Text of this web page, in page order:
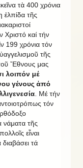
τὰ 400 χρόνια
ἐλπίδα τῆς
καί τήν
199 χρόνια τόν
τῆς
Ἔθνους μας
λοιπόν μέ
γένους ἀπό
. Μέ τήν
τόν
νάματα τῆς
εἶναι
τά